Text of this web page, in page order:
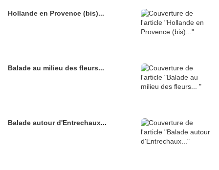
Hollande en Provence (bis)...
Balade au milieu des fleurs...
Balade autour d'Entrechaux...